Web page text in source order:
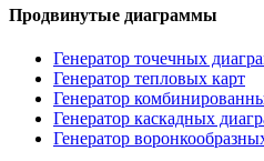
Продвинутые диаграммы
Генератор точечных
Генератор тепловых карт
Генератор
Генератор каскадных
Генератор